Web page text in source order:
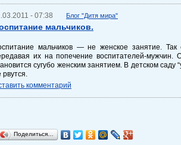
- 07:38 Блог "Дитя мира"
мальчиков.
мальчиков — не женское занятие.
их на попечение воспитателей-
сугубо женским занятием. В детском саду
рвутся.
комментарий
Поделиться…